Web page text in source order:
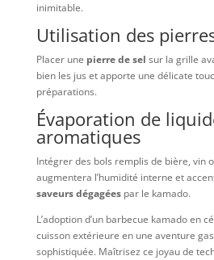
inimitable.
Utilisation des
Placer une pierre de sel sur la grille
bien les jus et apporte une délicate
préparations.
Évaporation de
aromatiques
Intégrer des bols remplis de bière, vin
augmentera l’humidité interne et
saveurs dégagéespar le kamado.
L’adoption d’un barbecue kamado en
cuisson extérieure en une aventure
sophistiquée. Maîtrisez ce joyau de